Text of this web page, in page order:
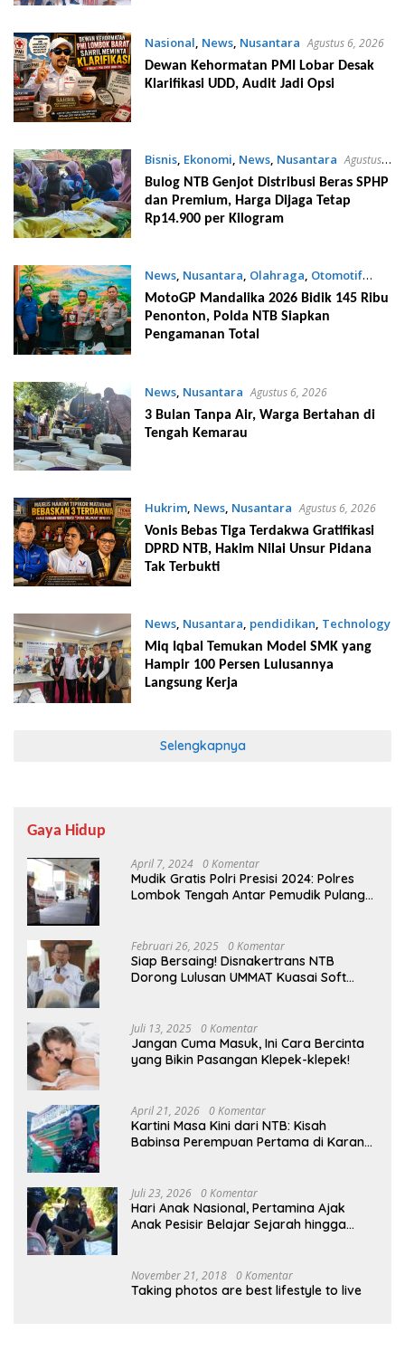
Nasional, News, Nusantara Agustus 6, 2026
Dewan Kehormatan PMI Lobar Desak
Klarifikasi UDD, Audit Jadi Opsi
Bisnis, Ekonomi News, Nusantara Agustus
6, 2026
Bulog NTB Genjot Distribusi Beras SPHP
dan Premium, Harga Dijaga Tetap
Rp14.900 per Kilogram
News, Nusantara, Olahraga, Otomotif
Agustus 6, 2026
MotoGP Mandalika 2026 Bidik 145 Ribu
Penonton, Polda NTB Siapkan
Pengamanan Total
News, Nusantara Agustus 6, 2026
3 Bulan Tanpa Air, Warga Bertahan di
Tengah Kemarau
Hukrim, News, Nusantara Agustus 6, 2026
Vonis Bebas Tiga Terdakwa Gratifikasi
DPRD NTB, Hakim Nilai Unsur Pidana
Tak Terbukti
News, Nusantara, pendidikan, Technology
Agustus 5, 2026
Miq Iqbal Temukan Model SMK yang
Hampir 100 Persen Lulusannya
Langsung Kerja
Selengkapnya
Gaya Hidup
April 7, 2024 0 Komentar
Mudik Gratis Polri Presisi 2024: Polres
Lombok Tengah Antar Pemudik Pulang
Februari 26, 2025 0 Komentar
Siap Bersaing! Disnakertrans NTB
Dorong Lulusan UMMAT Kuasai Soft
Juli 13, 2025 0 Komentar
Jangan Cuma Masuk, Ini Cara Bercinta
yang Bikin Pasangan Klepek-klepek!
April 21, 2026 0 Komentar
Kartini Masa Kini dari NTB: Kisah
Babinsa Perempuan Pertama di Karang
Juli 23, 2026 0 Komentar
Hari Anak Nasional, Pertamina Ajak
Anak Pesisir Belajar Sejarah hingga
November 21, 2018 0 Komentar
Taking photos are best lifestyle to live